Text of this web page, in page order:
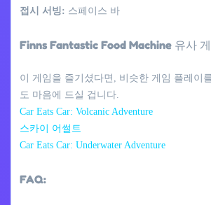
접시 서빙: 스페이스 바
Finns Fantastic Food Machine 유사
이 게임을 즐기셨다면, 비슷한 게임 플레이
도 마음에 드실 겁니다.
Car Eats Car: Volcanic Adventure
스카이 어썰트
Car Eats Car: Underwater Adventure
FAQ: